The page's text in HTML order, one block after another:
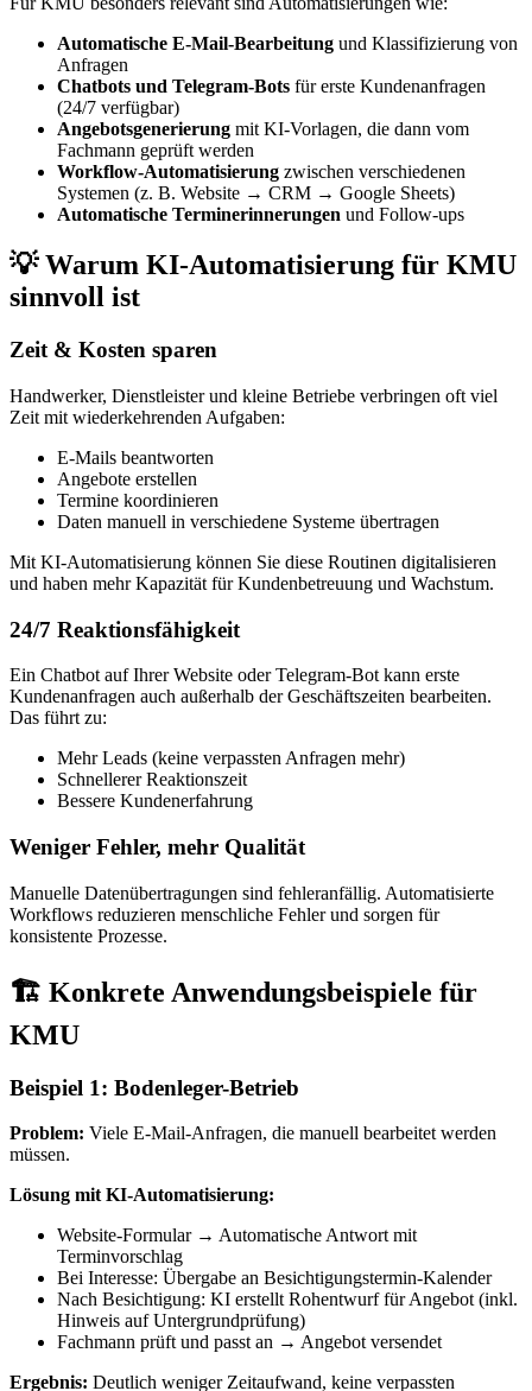
Automatische E-Mail-Bearbeitung und Klassifizierung von
Anfragen
Chatbots und Telegram-Bots für erste Kundenanfragen
(24/7 verfügbar)
Angebotsgenerierung mit KI-Vorlagen, die dann vom
Fachmann geprüft werden
Workflow-Automatisierung zwischen verschiedenen
Systemen (z. B. Website → CRM → Google Sheets)
Automatische Terminerinnerungen und Follow-ups
💡 Warum KI-Automatisierung für KMU
sinnvoll ist
Zeit & Kosten sparen
Handwerker, Dienstleister und kleine Betriebe verbringen oft viel
Zeit mit wiederkehrenden Aufgaben:
E-Mails beantworten
Angebote erstellen
Termine koordinieren
Daten manuell in verschiedene Systeme übertragen
Mit KI-Automatisierung können Sie diese Routinen digitalisieren
und haben mehr Kapazität für Kundenbetreuung und Wachstum.
24/7 Reaktionsfähigkeit
Ein Chatbot auf Ihrer Website oder Telegram-Bot kann erste
Kundenanfragen auch außerhalb der Geschäftszeiten bearbeiten.
Das führt zu:
Mehr Leads (keine verpassten Anfragen mehr)
Schnellerer Reaktionszeit
Bessere Kundenerfahrung
Weniger Fehler, mehr Qualität
Manuelle Datenübertragungen sind fehleranfällig. Automatisierte
Workflows reduzieren menschliche Fehler und sorgen für
konsistente Prozesse.
🏗️ Konkrete Anwendungsbeispiele für
KMU
Beispiel 1: Bodenleger-Betrieb
Problem: Viele E-Mail-Anfragen, die manuell bearbeitet werden
müssen.
Lösung mit KI-Automatisierung:
Website-Formular → Automatische Antwort mit
Terminvorschlag
Bei Interesse: Übergabe an Besichtigungstermin-Kalender
Nach Besichtigung: KI erstellt Rohentwurf für Angebot (inkl.
Hinweis auf Untergrundprüfung)
Fachmann prüft und passt an → Angebot versendet
Ergebnis: Deutlich weniger Zeitaufwand, keine verpassten